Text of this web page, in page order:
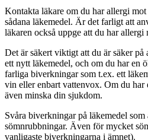
Kontakta läkare om du har allergi
sådana läkemedel. Är det farligt att
läkaren också uppge att du har allergi
Det är säkert viktigt att du är säker på
ett nytt läkemedel, och om du har en
farliga biverkningar som t.ex. ett
vin eller enbart vattenvox. Om du
även minska din sjukdom.
Svåra biverkningar på läkemedel
sömnrubbningar. Även för mycket
vanligaste biverkningarna i ämnet).